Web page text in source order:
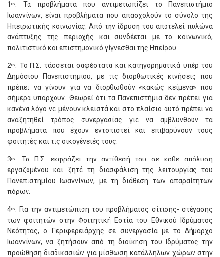
1 ον: Τα προβλήματα που αντιμετωπίζει το Πανεπιστήμιο
Ιωαννίνων, είναι προβλήματα που απασχολούν το σύνολο της
Ηπειρωτικής κοινωνίας. Από την ίδρυσή του αποτελεί πυλώνα
ανάπτυξης της περιοχής και συνδέεται με το κοινωνικό,
πολιτιστικό και επιστημονικό γίγνεσθαι της Ηπείρου.
2ον: Το Π.Σ. τάσσεται σαφέστατα και κατηγορηματικά υπέρ του
Δημόσιου Πανεπιστημίου, με τις διορθωτικές κινήσεις που
πρέπει να γίνουν για να διορθωθούν «κακώς κείμενα» που
σήμερα υπάρχουν. Θεωρεί ότι τα Πανεπιστήμια δεν πρέπει για
κανένα λόγο να μένουν κλειστά και στο πλαίσιο αυτό πρέπει να
αναζητηθεί τρόπος συνεργασίας για να αμβλυνθούν τα
προβλήματα που έχουν εντοπιστεί και επιβαρύνουν τους
φοιτητές και τις οικογένειές τους.
3ον: Το Π.Σ. εκφράζει την αντίθεσή του σε κάθε απόλυση
εργαζομένου και ζητά τη διασφάλιση της λειτουργίας του
Πανεπιστημίου Ιωαννίνων, με τη διάθεση των απαραίτητων
πόρων.
4ον: Για την αντιμετώπιση του προβλήματος σίτισης- στέγασης
των φοιτητών στην Φοιτητική Εστία του Εθνικού Ιδρύματος
Νεότητας, ο Περιφερειάρχης σε συνεργασία με το Δήμαρχο
Ιωαννίνων, να ζητήσουν από τη διοίκηση του Ιδρύματος την
προώθηση διαδικασιών για μίσθωση κατάλληλων χώρων στην